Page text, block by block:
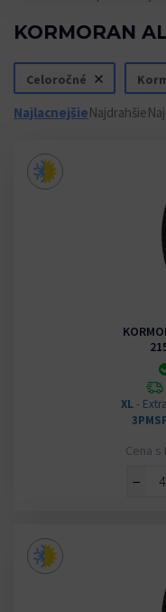
KORMORAN
Celoročné
NajlacnejšieNajdrahšie
XL-
Cena s
−